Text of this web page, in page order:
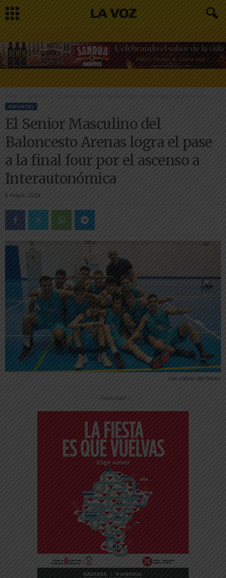
Inicio El Senior Masculino del Baloncesto Arenas logra el pase a la final...
DEPORTES
El Senior Masculino del
Baloncesto Arenas logra el pase
a la final four por el ascenso a
Interautonómica
8 mayo, 2024
Los chicos del Senior
-- Publicidad --